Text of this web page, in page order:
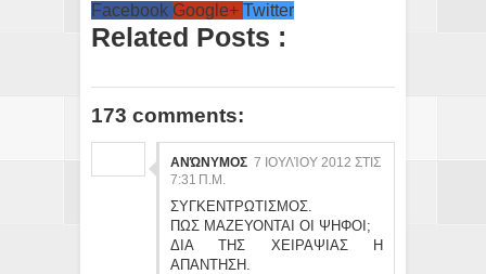
Facebook Google+ Twitter
Related Posts :
173 comments:
ΑΝΏΝΥΜΟΣ 7 ΙΟΥΛΊΟΥ 2012 ΣΤΙΣ
7:31 Π.Μ.
ΣΥΓΚΕΝΤΡΩΤΙΣΜΟΣ.
ΠΩΣ ΜΑΖΕΥΟΝΤΑΙ ΟΙ ΨΗΦΟΙ;
ΔΙΑ ΤΗΣ ΧΕΙΡΑΨΙΑΣ Η
ΑΠΑΝΤΗΣΗ.